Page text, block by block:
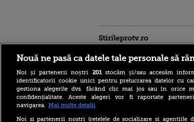
Stirileprotv.ro
Nouă ne pasă ca datele tale personale să
Noi și partenerii noștri 201stocăm și/sau accesăm
identificatorii cookie unici pentru prelucrarea datelor cu
gestiona alegerile dvs. făcând clic mai jos sau în orice
confidențialitate. Aceste alegeri vor fi raportate
navigarea. Mai multe detalii
Noi si partenerii nostri (retelele de socializare si agentiile